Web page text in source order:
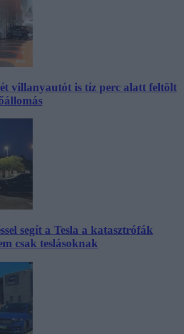
villanyautót is tíz perc alatt feltölt
segít a Tesla a katasztrófák
csak teslásoknak